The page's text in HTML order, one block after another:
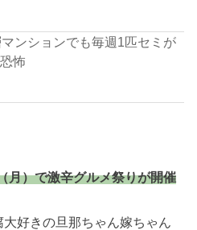
ンションでも毎週1匹セミが
怖
月）で激辛グルメ祭りが開催
好きの旦那ちゃん嫁ちゃん